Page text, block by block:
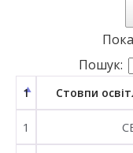
Пошук:
1 Стовпи
1